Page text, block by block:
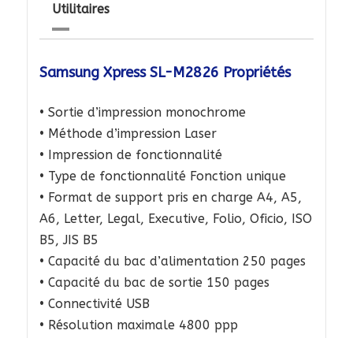
Utilitaires
Samsung Xpress SL-M2826 Propriétés
• Sortie d’impression monochrome
• Méthode d’impression Laser
• Impression de fonctionnalité
• Type de fonctionnalité Fonction unique
• Format de support pris en charge A4, A5,
A6, Letter, Legal, Executive, Folio, Oficio, ISO
B5, JIS B5
• Capacité du bac d’alimentation 250 pages
• Capacité du bac de sortie 150 pages
• Connectivité USB
• Résolution maximale 4800 ppp